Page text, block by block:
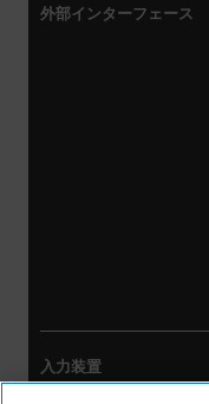
外部インターフェース
入力装置